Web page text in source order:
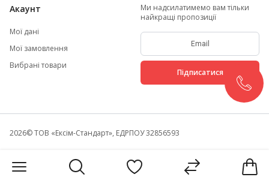
Акаунт
Мої дані
Мої замовлення
Вибрані товари
Ми надсилатимемо вам тільки
найкращі пропозиції
Підписатися
2026© ТОВ «Ексім-Стандарт», ЕДРПОУ 32856593